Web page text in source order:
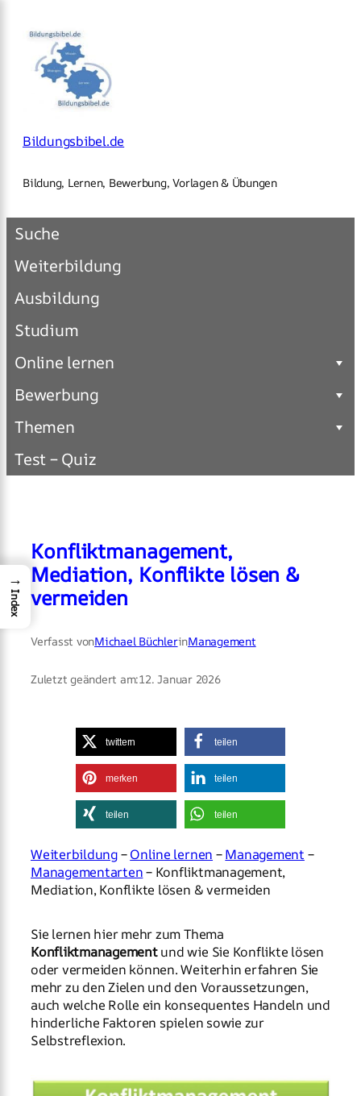
Inhalt
springen
Bildungsbibel.de
Bildung, Lernen, Bewerbung, Vorlagen & Übungen
Suche
Weiterbildung
Ausbildung
Studium
Online lernen
Bewerbung
Themen
Test – Quiz
Konfliktmanagement,
Mediation, Konflikte lösen &
vermeiden
Verfasst vonMichael BüchlerinManagement
Zuletzt geändert am:12. Januar 2026
twittern teilen
merken teilen
teilen teilen
Weiterbildung–Online lernen –Management –
Managementarten– Konfliktmanagement,
Mediation, Konflikte lösen & vermeiden
Sie lernen hier mehr zum Thema
Konfliktmanagementund wie Sie Konflikte lösen
oder vermeiden können. Weiterhin erfahren Sie
mehr zu den Zielen und den Voraussetzungen,
auch welche Rolle ein konsequentes Handeln und
hinderliche Faktoren spielen sowie zur
Selbstreflexion.
→
Index